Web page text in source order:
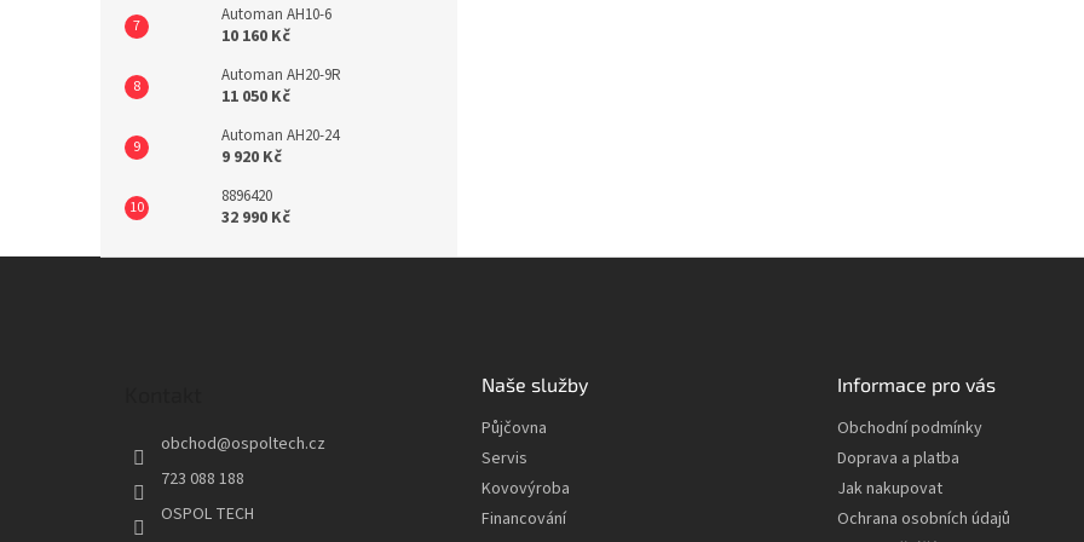
Automan AH10-6
10 160 Kč
Automan AH20-9R
11 050 Kč
Automan AH20-24
9 920 Kč
8896420
32 990 Kč
obchod@ospoltech.cz
723 088 188
OSPOL TECH
Naše služby
Půjčovna
Servis
Kovovýroba
Financování
Informace pro vás
Obchodní podmínky
Doprava a platba
Jak nakupovat
Ochrana osobních údajů